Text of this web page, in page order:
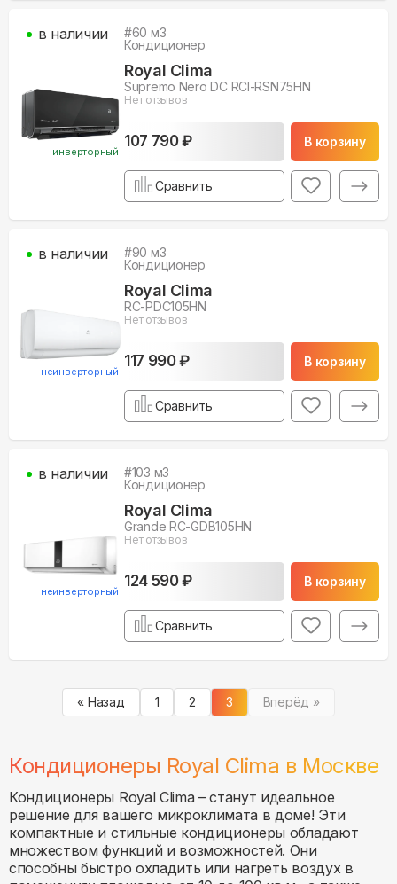
инверторный
#60 м3
Кондиционер
Royal Clima
Supremo Nero DC RCI-RSN75HN
Нет отзывов
107 790 ₽ В корзину
в наличии
Сравнить
неинверторный
#90 м3
Кондиционер
Royal Clima
RC-PDC105HN
Нет отзывов
117 990 ₽ В корзину
в наличии
Сравнить
неинверторный
#103 м3
Кондиционер
Royal Clima
Grande RC-GDB105HN
Нет отзывов
124 590 ₽ В корзину
в наличии
Сравнить
« Назад 1 2 3 Вперёд »
Кондиционеры Royal Clima в Москве
Кондиционеры Royal Clima – станут идеальное
решение для вашего микроклимата в доме! Эти
компактные и стильные кондиционеры обладают
множеством функций и возможностей. Они
способны быстро охладить или нагреть воздух в